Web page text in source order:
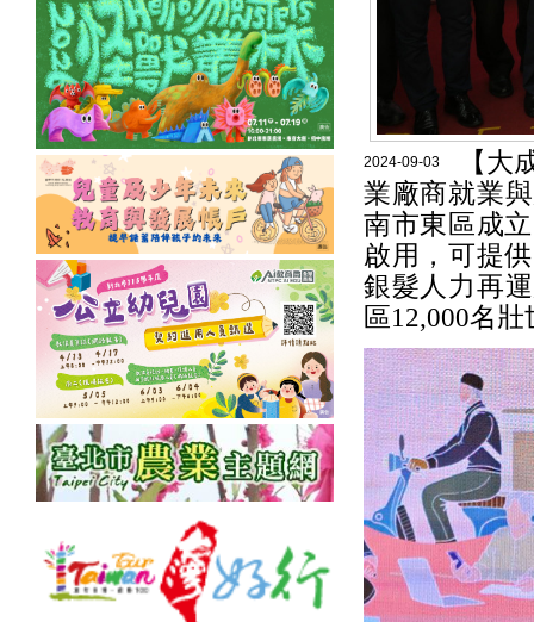
2024-09-03
【大
業廠商就業
南市東區成
啟用，可提
銀髮人力再
區12,000名